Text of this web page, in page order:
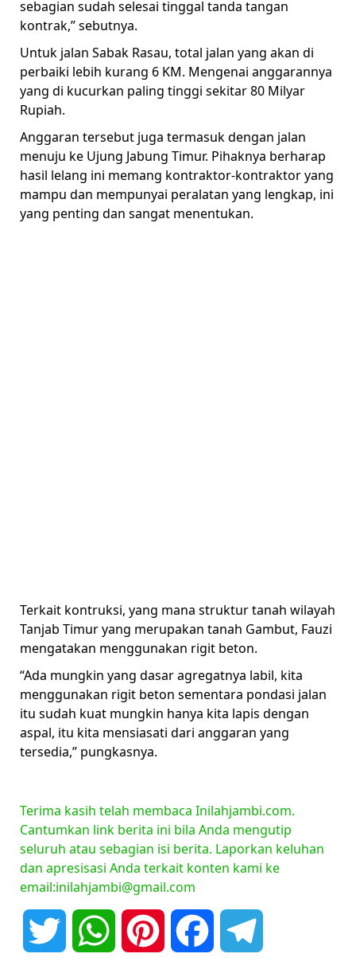
sebagian sudah selesai tinggal tanda tangan
kontrak,” sebutnya.
Untuk jalan Sabak Rasau, total jalan yang akan di
perbaiki lebih kurang 6 KM. Mengenai anggarannya
yang di kucurkan paling tinggi sekitar 80 Milyar
Rupiah.
Anggaran tersebut juga termasuk dengan jalan
menuju ke Ujung Jabung Timur. Pihaknya berharap
hasil lelang ini memang kontraktor-kontraktor yang
mampu dan mempunyai peralatan yang lengkap, ini
yang penting dan sangat menentukan.
Terkait kontruksi, yang mana struktur tanah wilayah
Tanjab Timur yang merupakan tanah Gambut, Fauzi
mengatakan menggunakan rigit beton.
“Ada mungkin yang dasar agregatnya labil, kita
menggunakan rigit beton sementara pondasi jalan
itu sudah kuat mungkin hanya kita lapis dengan
aspal, itu kita mensiasati dari anggaran yang
tersedia,” pungkasnya.
Terima kasih telah membaca Inilahjambi.com.
Cantumkan link berita ini bila Anda mengutip
seluruh atau sebagian isi berita. Laporkan keluhan
dan apresisasi Anda terkait konten kami ke
email:inilahjambi@gmail.com
Twitter WhatsAppPinterest Facebook